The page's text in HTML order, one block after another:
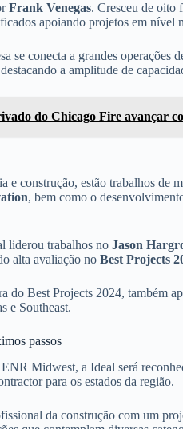
Frank Venegas. Cresceu de oito
apoiando projetos em nível
se conecta a grandes operações
a amplitude de
do Chicago Fire avançar
e construção, estão trabalhos de
, bem como o
liderou trabalhos no Jason
alta avaliação no Best Projects
do Best Projects 2024, também
e Southeast.
passos
Midwest, a Ideal será
para os estados da região.
da construção com um